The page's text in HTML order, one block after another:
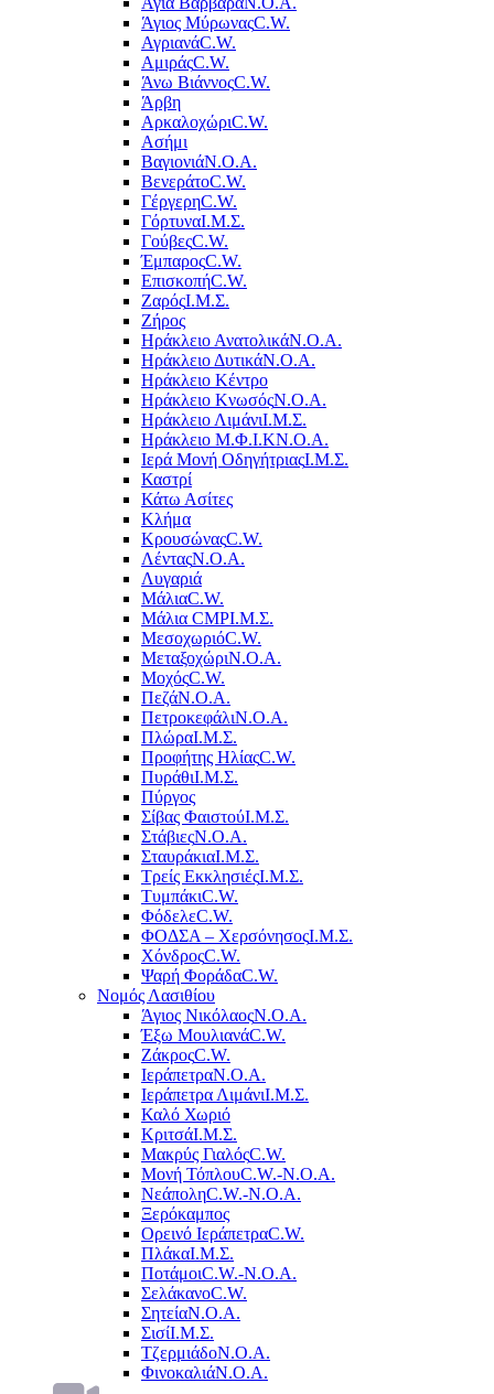
Άγιος ΜύρωναςC.W.
ΑγριανάC.W.
ΑμιράςC.W.
Άνω ΒιάννοςC.W.
Άρβη
ΑρκαλοχώριC.W.
Ασήμι
ΒαγιονιάΝ.Ο.Α.
ΒενεράτοC.W.
ΓέργερηC.W.
ΓόρτυναΙ.Μ.Σ.
ΓούβεςC.W.
ΈμπαροςC.W.
ΕπισκοπήC.W.
ΖαρόςΙ.Μ.Σ.
Ζήρος
Ηράκλειο ΑνατολικάΝ.Ο.Α.
Ηράκλειο ΔυτικάΝ.Ο.Α.
Ηράκλειο Κέντρο
Ηράκλειο ΚνωσόςΝ.Ο.Α.
Ηράκλειο ΛιμάνιΙ.Μ.Σ.
Ηράκλειο Μ.Φ.Ι.ΚΝ.Ο.Α.
Ιερά Μονή ΟδηγήτριαςΙ.Μ.Σ.
Καστρί
Κάτω Ασίτες
Κλήμα
ΚρουσώναςC.W.
ΛένταςΝ.Ο.Α.
Λυγαριά
ΜάλιαC.W.
Μάλια CMPΙ.Μ.Σ.
ΜεσοχωριόC.W.
ΜεταξοχώριΝ.Ο.Α.
ΜοχόςC.W.
ΠεζάΝ.Ο.Α.
ΠετροκεφάλιΝ.Ο.Α.
ΠλώραΙ.Μ.Σ.
Προφήτης ΗλίαςC.W.
ΠυράθιΙ.Μ.Σ.
Πύργος
Σίβας ΦαιστούΙ.Μ.Σ.
ΣτάβιεςΝ.Ο.Α.
ΣταυράκιαΙ.Μ.Σ.
Τρείς ΕκκλησιέςΙ.Μ.Σ.
ΤυμπάκιC.W.
ΦόδελεC.W.
ΦΟΔΣΑ – ΧερσόνησοςΙ.Μ.Σ.
ΧόνδροςC.W.
Ψαρή ΦοράδαC.W.
Νομός Λασιθίου
Άγιος ΝικόλαοςΝ.Ο.Α.
Έξω ΜουλιανάC.W.
ΖάκροςC.W.
ΙεράπετραΝ.Ο.Α.
Ιεράπετρα ΛιμάνιΙ.Μ.Σ.
Καλό Χωριό
ΚριτσάΙ.Μ.Σ.
Μακρύς ΓιαλόςC.W.
Μονή ΤόπλουC.W.-Ν.Ο.Α.
ΝεάποληC.W.-Ν.Ο.Α.
Ξερόκαμπος
Ορεινό ΙεράπετραC.W.
ΠλάκαΙ.Μ.Σ.
ΠοτάμοιC.W.-Ν.Ο.Α.
ΣελάκανοC.W.
ΣητείαΝ.Ο.Α.
ΣισίΙ.Μ.Σ.
ΤζερμιάδοΝ.Ο.Α.
ΦινοκαλιάΝ.Ο.Α.